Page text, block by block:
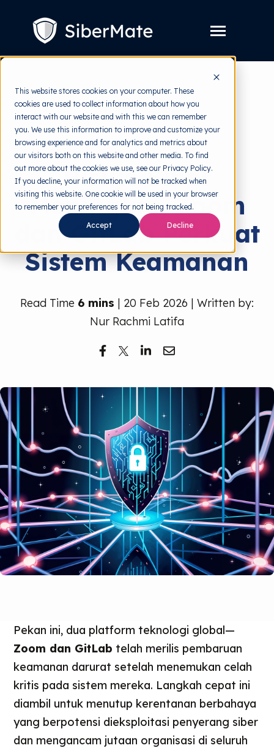
This website stores cookies on your computer. These
cookies are used to collect information about how you
interact with our website and with this we can remember
you. We use this information to improve and customize your
browsing experience and for analytics and metrics about
our visitors both on this website and other media. To find
out more about the cookies we use, see our Privacy Policy.
If you decline, your information will not be tracked when
visiting this website. One cookie will be used in your browser
to remember your preferences for not being tracked.
Accept Decline
Toggle
Layanan
children
for
Layanan
Harga
Resources Toggle
children
for
Resources
Tools Gratis Toggle
children
for
Tools
Tentang
Coba Gratis
back to HRMI
Ancaman Siber
Risiko Siber
Meningkat, Zoom
dan GitLab Perkuat
Sistem Keamanan
Read Time 6 mins | 20 Feb 2026 | Written by:
Nur Rachmi Latifa
Pekan ini, dua platform teknologi global—
Zoom dan GitLab telah merilis pembaruan
keamanan darurat setelah menemukan celah
kritis pada sistem mereka. Langkah cepat ini
diambil untuk menutup kerentanan berbahaya
yang berpotensi dieksploitasi penyerang siber
dan mengancam jutaan organisasi di seluruh